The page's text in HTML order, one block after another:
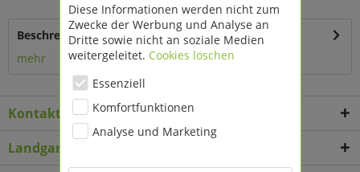
Beschreibung
mehr
Kontakt
Landgard Deko & Floristikbedarf
Diese Informationen werden nicht zum
Zwecke der Werbung und Analyse an
Dritte sowie nicht an soziale Medien
weitergeleitet. Cookies löschen
Essenziell
Komfortfunktionen
Analyse und Marketing